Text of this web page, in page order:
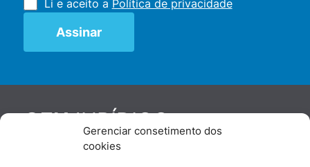
Gerenciar consetimento dos
cookies
Li e aceito a Política de privacidade
GENJURÍDICO
De maneira independente, os autores e